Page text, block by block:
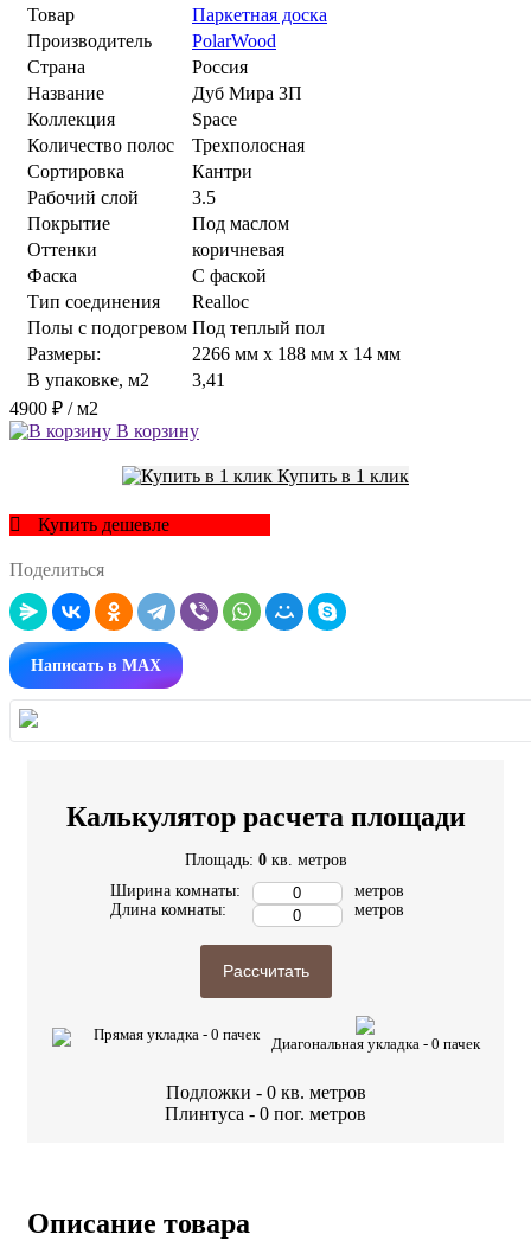
Товар
Паркетная доска
Производитель
PolarWood
Страна
Россия
Название
Дуб Мира 3П
Коллекция
Space
Количество полос
Трехполосная
Сортировка
Кантри
Рабочий слой
3.5
Покрытие
Под маслом
Оттенки
коричневая
Фаска
С фаской
Тип соединения
Realloc
Полы с подогревом Под теплый пол
Размеры:
2266 мм x 188 мм x 14 мм
В упаковке, м2
3,41
4900 ₽ / м2
В корзину
Купить в 1 клик
Купить дешевле
Поделиться
Написать в MAX
Калькулятор расчета площади
Площадь: 0 кв. метров
Ширина комнаты:
Длина комнаты:
метров
метров
Рассчитать
Прямая укладка - 0 пачек
Диагональная укладка - 0 пачек
Подложки - 0 кв. метров
Плинтуса - 0 пог. метров
Описание товара